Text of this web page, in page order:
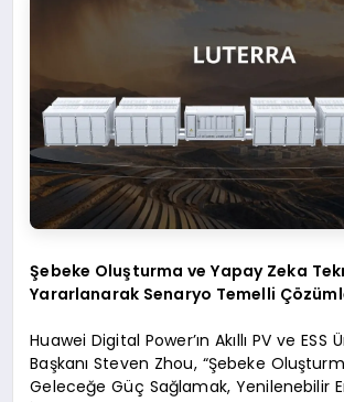
Şebeke Oluşturma ve Yapay Zeka
Yararlanarak Senaryo Temelli
Huawei Digital Power’ın Akıllı PV ve ESS
Başkanı Steven Zhou, “Şebeke
Geleceğe Güç Sağlamak, Yenilenebilir